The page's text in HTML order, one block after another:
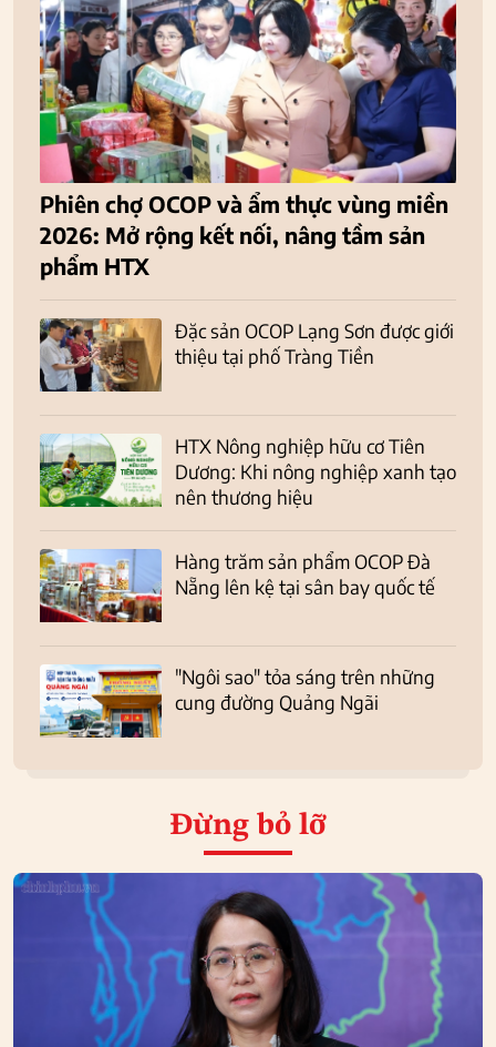
Phiên chợ OCOP và ẩm thực vùng miền
2026: Mở rộng kết nối, nâng tầm sản
phẩm HTX
Đặc sản OCOP Lạng Sơn được giới
thiệu tại phố Tràng Tiền
HTX Nông nghiệp hữu cơ Tiên
Dương: Khi nông nghiệp xanh tạo
nên thương hiệu
Hàng trăm sản phẩm OCOP Đà
Nẵng lên kệ tại sân bay quốc tế
"Ngôi sao" tỏa sáng trên những
cung đường Quảng Ngãi
Đừng bỏ lỡ